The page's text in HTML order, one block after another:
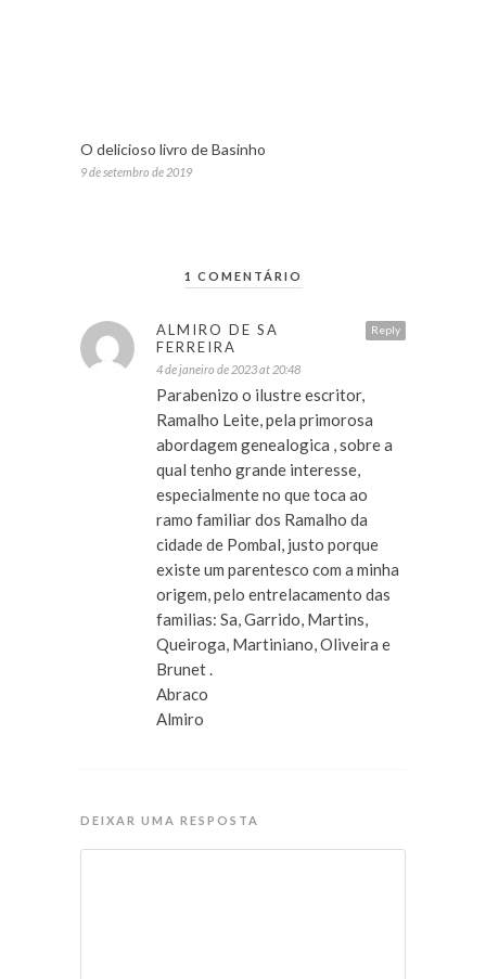
O delicioso livro de Basinho
9 de setembro de 2019
1 COMENTÁRIO
Reply
ALMIRO DE SA
FERREIRA
4 de janeiro de 2023 at 20:48
Parabenizo o ilustre escritor,
Ramalho Leite, pela primorosa
abordagem genealogica , sobre a
qual tenho grande interesse,
especialmente no que toca ao
ramo familiar dos Ramalho da
cidade de Pombal, justo porque
existe um parentesco com a minha
origem, pelo entrelacamento das
familias: Sa, Garrido, Martins,
Queiroga, Martiniano, Oliveira e
Brunet .
Abraco
Almiro
DEIXAR UMA RESPOSTA